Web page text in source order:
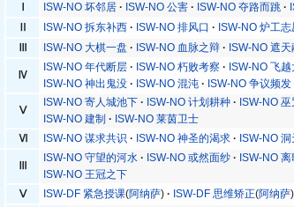
ISW-NO 坏邻居 ISW-NO 公害 ISW-NO 夺路而跳
ISW-NO 拆东补西 ISW-NO 排风口 ISW-NO 炉工志
ISW-NO 大棋一盘 ISW-NO 血脉之辩 ISW-NO 遮天
Ⅳ
ISW-NO 年代断层 ISW-NO 朽败考察 ISW-NO 飞
ISW-NO 神出鬼没
ISW-NO 混沌 ISW-NO 争议频发
Ⅴ
ISW-NO 寄人城池下 ISW-NO 计划耕种 ISW-NO
ISW-NO 建制
ISW-NO 莱茵卫士
Ⅵ
ISW-NO 谋求共识 ISW-NO 神圣的渴求 ISW-NO
ISW-NO 守望的河水 ISW-NO 或然面纱 ISW-NO
ISW-NO 王冠之下
Ⅴ
ISW-DF 紧急授课(阿纳萨) ISW-DF 思维矫正(阿纳萨)